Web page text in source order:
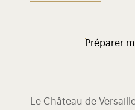
Préparer
Le Château de